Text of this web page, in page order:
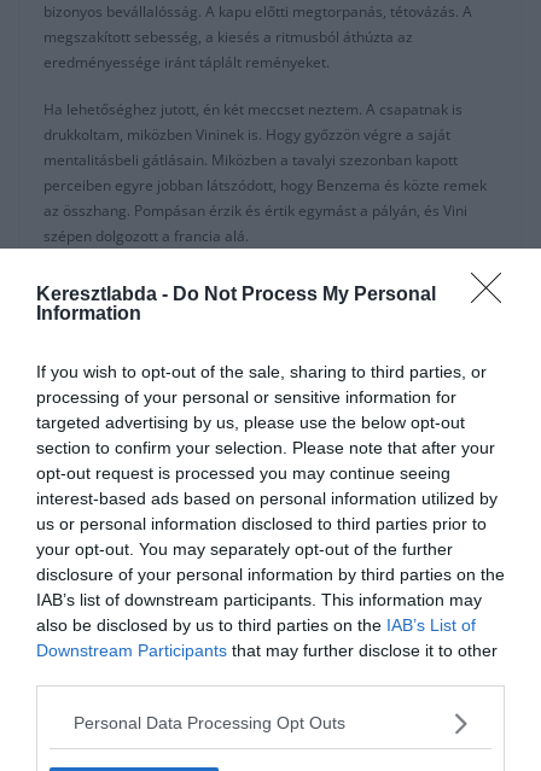
Keresztlabda - Do Not Process My Personal
Information
If you wish to opt-out of the sale, sharing to third parties, or
processing of your personal or sensitive information for
targeted advertising by us, please use the below opt-out
section to confirm your selection. Please note that after your
opt-out request is processed you may continue seeing
interest-based ads based on personal information utilized by
us or personal information disclosed to third parties prior to
your opt-out. You may separately opt-out of the further
disclosure of your personal information by third parties on the
IAB’s list of downstream participants. This information may
also be disclosed by us to third parties on the IAB’s List of
Downstream Participants that may further disclose it to other
Personal Data Processing Opt Outs
bizonyos bevállalósság. A kapu előtti megtorpanás, tétovázás. A
megszakított sebesség, a kiesés a ritmusból áthúzta az
eredményessége iránt táplált reményeket.
Ha lehetőséghez jutott, én két meccset neztem. A csapatnak is
drukkoltam, miközben Vininek is. Hogy győzzön végre a saját
mentalitásbeli gátlásain. Miközben a tavalyi szezonban kapott
perceiben egyre jobban látszódott, hogy Benzema és közte remek
az összhang. Pompásan érzik és értik egymást a pályán, és Vini
szépen dolgozott a francia alá.
Aztán Zidane visszatérése a padra lefékezte a brazil lehetőségeit.
Alig-alig jutott lehetőséghez. Ha igen, akkor se azt mutatta, amit
szint”( valaki ha majd ráér magyarázza már el, hol a határ a Madrid
szint meg a nem Madrid szint között?). Jött az, hogy “mert brazil
még nem jelenti azt, hogy jó is”. Meg persze a Perezt kritizálók
hangos károgása, miszerint a kis brazilok árából már egyjó csatárt
is vehettünk volna.
És lassan eltelt az az idő amit Zidane mindig is mondott: Vinícius
remek játékos, hatalmas tehetség. És el fog jönni az ideje. Lesz
lehetősége még fehér mezben rengeteg. Úgy tűnik, Zidane
elérkezettnek látja az időt arra, hogy Vinícius lehetőségeket kapjon.
Újra összmunka Benzivel, se azt is látni, hogy tökéletesen be
illeszkedett a csapattársai közé. Amiben a hírek szerint Benzának
és Marcelonak is benne a munkája. A fiataloknak sokat segítő
Karim tanácsaival és bizalmával, Marcelo pedig a városban és az
ottani életben való eligazodásban segít sokat honfitársainak.